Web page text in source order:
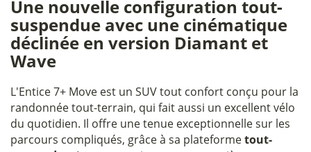
Une nouvelle configuration tout-
suspendue avec une cinématique
déclinée en version Diamant et
Wave
L'Entice 7+ Move est un SUV tout confort conçu pour la
randonnée tout-terrain, qui fait aussi un excellent vélo
du quotidien. Il offre une tenue exceptionnelle sur les
parcours compliqués, grâce à sa plateformetout-